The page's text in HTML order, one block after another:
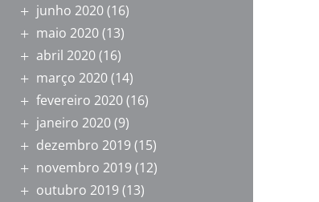
junho 2020(16)
maio 2020(13)
abril 2020(16)
março 2020(14)
fevereiro 2020(16)
janeiro 2020(9)
dezembro 2019(15)
novembro 2019(12)
outubro 2019(13)